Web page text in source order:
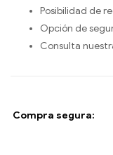
Posibilidad de
Opción de
Consulta
Compra segura: